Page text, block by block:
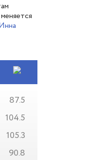
87.5
104.5
105.3
90.8